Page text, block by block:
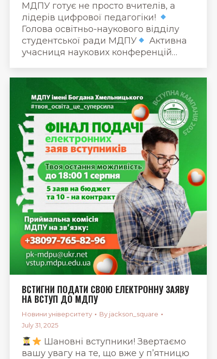
МДПУ готує не просто вчителів, а
лідерів цифрової педагогіки!
Голова освітньо-наукового відділу
студентської ради МДПУ
Активна
учасниця наукових конференцій…
ВСТИГНИ ПОДАТИ СВОЮ ЕЛЕКТРОННУ ЗАЯВУ
НА ВСТУП ДО МДПУ
Новини університету By jackson_square
July 31, 2025
Шановні вступники! Звертаємо
вашу увагу на те, що вже у п’ятницю